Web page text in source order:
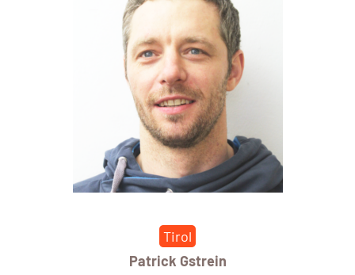
Tirol
Patrick Gstrein